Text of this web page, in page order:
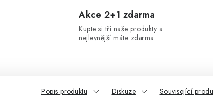
Akce 2+1 zdarma
Kupte si tři naše produkty a
nejlevnější máte zdarma.
Popis produktu Diskuze Související